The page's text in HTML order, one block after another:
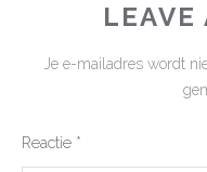
LEAVE
Je e-mailadres wordt
Reactie *